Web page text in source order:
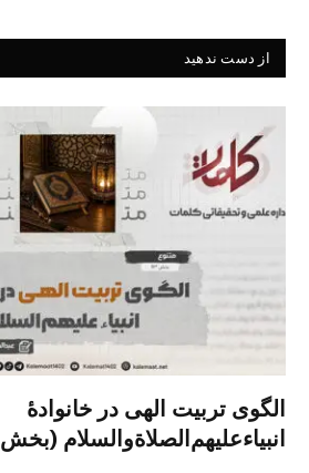
از دست ندهید
الگوی تربیت الهی در خانوادۀ
انبیاءعلیهم‌الصلاةو‌السلام (بخش ۱۱۳)